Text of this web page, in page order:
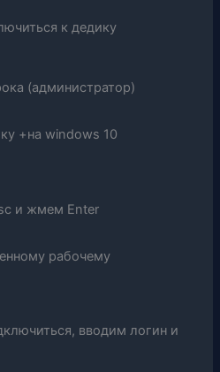
(администратор)
и жмем Enter
вводим логин и